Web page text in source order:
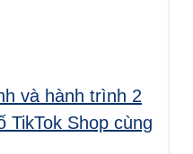
và hành trình 2
TikTok Shop cùng